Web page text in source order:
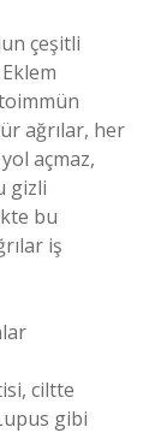
çeşitli
ağrılar, her
açmaz,
gizli
bu
iş
ciltte
gibi